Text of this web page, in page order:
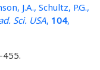
J.A., Schultz, P.G.,
Sci. USA, 104,